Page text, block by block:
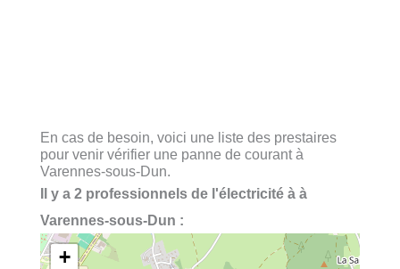
En cas de besoin, voici une liste des prestaires
pour venir vérifier une panne de courant à
Varennes-sous-Dun.
Il y a 2 professionnels de l'électricité à à
Varennes-sous-Dun :
+